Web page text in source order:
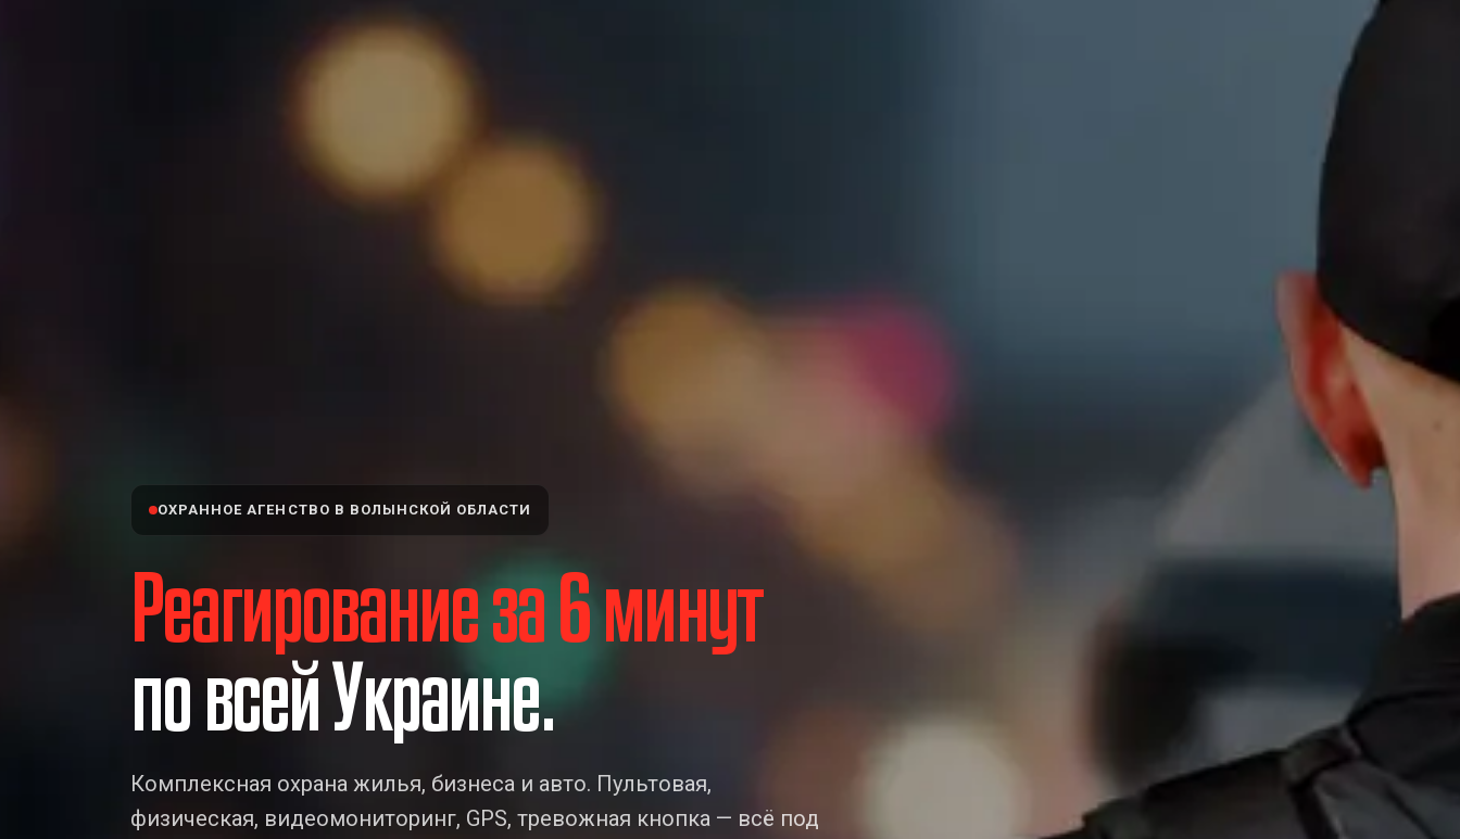
ОХРАННОЕ АГЕНСТВО В ВОЛЫНСКОЙ ОБЛАСТИ
Реагирование за 6 минут
по всей Украине.
Комплексная охрана жилья, бизнеса и авто. Пультовая,
физическая, видеомониторинг, GPS, тревожная кнопка — всё под